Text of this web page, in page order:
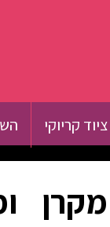
קריוקי